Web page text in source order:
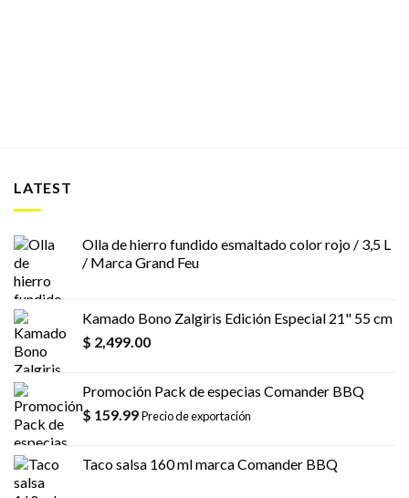
LATEST
Olla de hierro fundido esmaltado color rojo / 3,5 L
/ Marca Grand Feu
Kamado Bono Zalgiris Edición Especial 21" 55 cm
$ 2,499.00
Promoción Pack de especias Comander BBQ
$ 159.99Precio de exportación
Taco salsa 160 ml marca Comander BBQ